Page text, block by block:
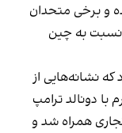
و برخی متحدان
نسبت به چین
نشانه‌هایی از
دونالد ترامپ
همراه شد و